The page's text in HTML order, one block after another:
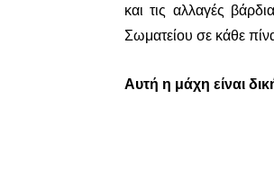
και τις αλλαγές
Σωματείου σε κάθε
Αυτή η μάχη είναι